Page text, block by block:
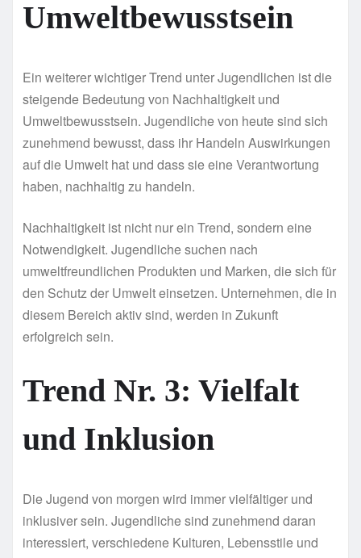
Umweltbewusstsein
Ein weiterer wichtiger Trend unter Jugendlichen ist die
steigende Bedeutung von Nachhaltigkeit und
Umweltbewusstsein. Jugendliche von heute sind sich
zunehmend bewusst, dass ihr Handeln Auswirkungen
auf die Umwelt hat und dass sie eine Verantwortung
haben, nachhaltig zu handeln.
Nachhaltigkeit ist nicht nur ein Trend, sondern eine
Notwendigkeit. Jugendliche suchen nach
umweltfreundlichen Produkten und Marken, die sich für
den Schutz der Umwelt einsetzen. Unternehmen, die in
diesem Bereich aktiv sind, werden in Zukunft
erfolgreich sein.
Trend Nr. 3: Vielfalt
und Inklusion
Die Jugend von morgen wird immer vielfältiger und
inklusiver sein. Jugendliche sind zunehmend daran
interessiert, verschiedene Kulturen, Lebensstile und